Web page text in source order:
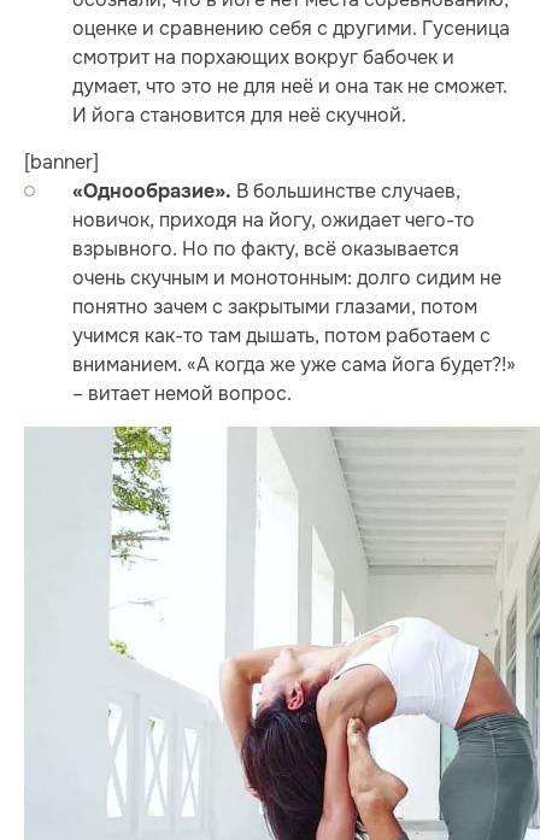
оценке и сравнению себя с другими. Гусеница
смотрит на порхающих вокруг бабочек и
думает, что это не для неё и она так не сможет.
И йога становится для неё скучной.
[banner]
«Однообразие». В большинстве случаев,
новичок, приходя на йогу, ожидает чего-то
взрывного. Но по факту, всё оказывается
очень скучным и монотонным: долго сидим не
понятно зачем с закрытыми глазами, потом
учимся как-то там дышать, потом работаем с
вниманием. «А когда же уже сама йога будет?!»
– витает немой вопрос.